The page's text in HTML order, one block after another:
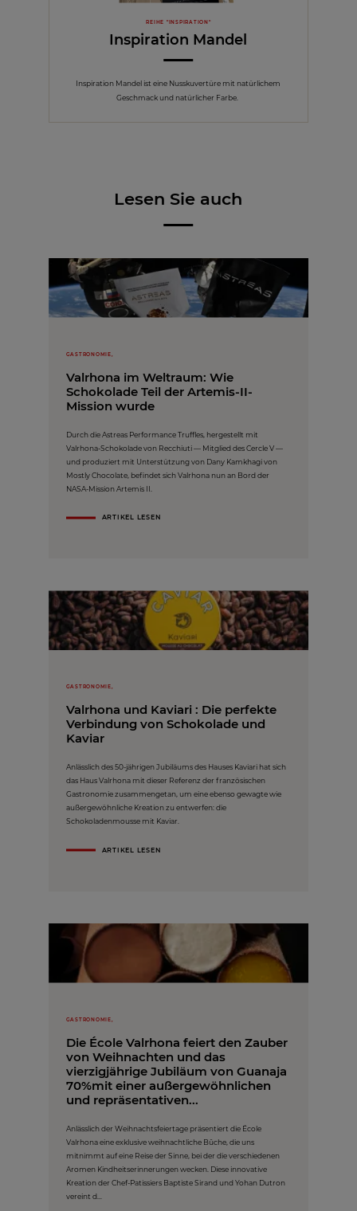
REIHE "INSPIRATION"
Inspiration Mandel
Inspiration Mandel ist eine Nusskuvertüre mit natürlichem
Geschmack und natürlicher Farbe.
Lesen Sie auch
GASTRONOMIE,
Valrhona im Weltraum: Wie
Schokolade Teil der Artemis-II-
Mission wurde
Durch die Astreas Performance Truffles, hergestellt mit
Valrhona-Schokolade von Recchiuti — Mitglied des Cercle V —
und produziert mit Unterstützung von Dany Kamkhagi von
Mostly Chocolate, befindet sich Valrhona nun an Bord der
NASA-Mission Artemis II.
ARTIKEL LESEN
GASTRONOMIE,
Valrhona und Kaviari : Die perfekte
Verbindung von Schokolade und
Kaviar
Anlässlich des 50-jährigen Jubiläums des Hauses Kaviari hat sich
das Haus Valrhona mit dieser Referenz der französischen
Gastronomie zusammengetan, um eine ebenso gewagte wie
außergewöhnliche Kreation zu entwerfen: die
Schokoladenmousse mit Kaviar.
ARTIKEL LESEN
GASTRONOMIE,
Die École Valrhona feiert den Zauber
von Weihnachten und das
vierzigjährige Jubiläum von Guanaja
70%mit einer außergewöhnlichen
und repräsentativen...
Anlässlich der Weihnachtsfeiertage präsentiert die École
Valrhona eine exklusive weihnachtliche Bûche, die uns
mitnimmt auf eine Reise der Sinne, bei der die verschiedenen
Aromen Kindheitserinnerungen wecken. Diese innovative
Kreation der Chef-Patissiers Baptiste Sirand und Yohan Dutron
vereint d...